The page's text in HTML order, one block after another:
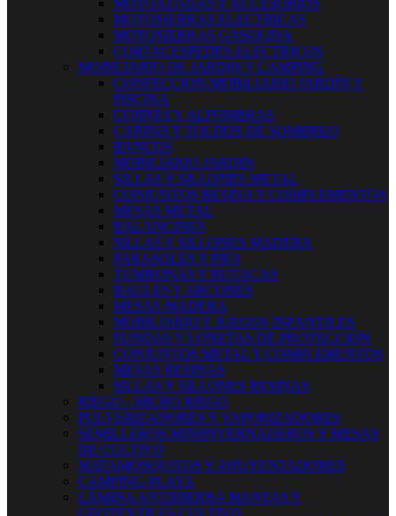
MOTOAZADAS Y ACCESORIOS
MOTOSIERRAS ELECTRICAS
MOTOSIERRAS GASOLINA
CORTACESPEDES ELECTRICOS
MOBILIARIO DE JARDIN Y CAMPING
CONFECCION MOBILIARIO JARDÍN Y
PISCINA
COJINES Y ALFOMBRAS
CARPAS Y TOLDOS DE SOMBREO
BANCOS
MOBILIARIO JARDIN
SILLAS Y SILLONES METAL
CONJUNTOS RESINA Y COMPLEMENTOS
MESAS METAL
BALANCINES
SILLAS Y SILLONES MADERA
PARASOLES Y PIES
TUMBONAS Y BUTACAS
BAULES Y ARCONES
MESAS MADERA
MOBILIARIO Y JUEGOS INFANTILES
FUNDAS Y LONETAS DE PROTECCIÓN
CONJUNTOS METAL Y COMPLEMENTOS
MESAS RESINAS
SILLAS Y SILLONES RESINAS
RIEGO - MICRO RIEGO
PULVERIZADORES Y VAPORIZADORES
SEMILLEROS MINIINVERNADEROS Y MESAS
DE CULTIVO
MATAMOSQUITOS Y AHUYENTADORES
CAMPING-PLAYA
LÁMINA ANTIHIERBA MANTAS Y
GEOTÉXTILES CULTIVO